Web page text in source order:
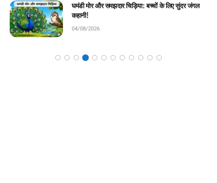
चिराग की ईमानदारी: बच्चों के लिए प्रेरणादायक बाल कहानी!
04/08/2026